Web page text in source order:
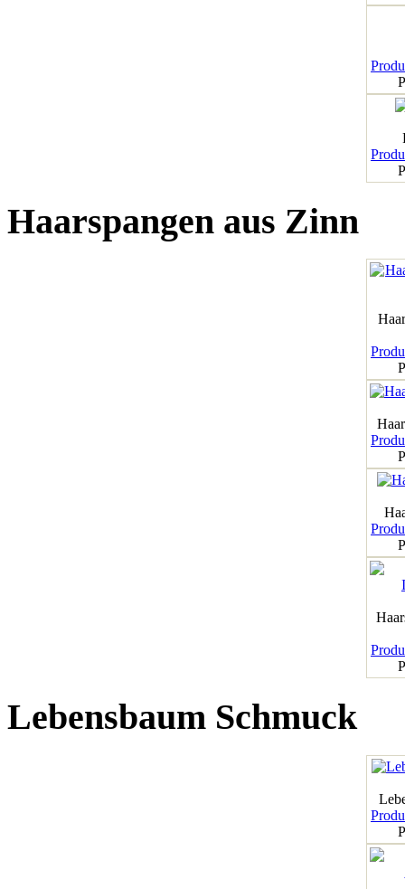
Haarspangen aus Zinn
Lebensbaum Schmuck